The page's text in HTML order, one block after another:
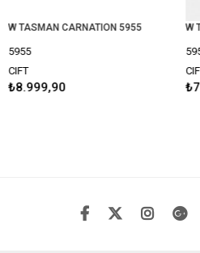
W TASMAN CARNATION 5955
5955
CIFT
₺8.999,90
W